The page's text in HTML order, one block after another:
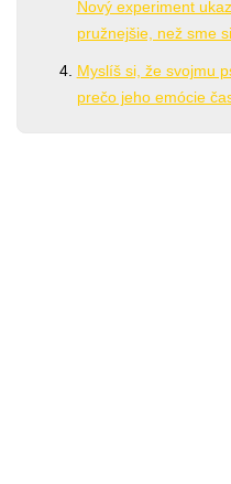
Nový experiment
pružnejšie, než sme
Myslíš si, že svojmu
prečo jeho emócie